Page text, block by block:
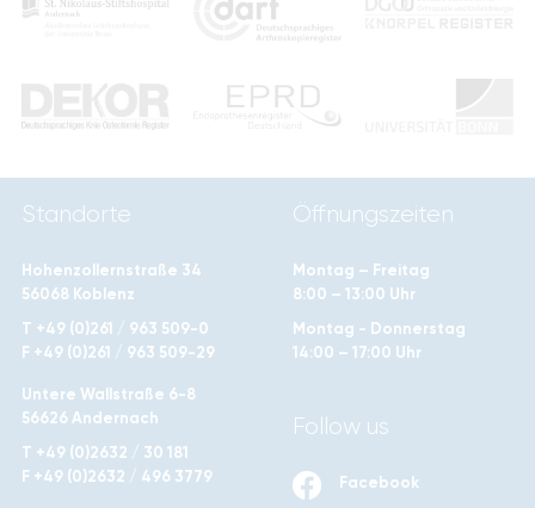
Standorte
Hohenzollernstraße 34
56068 Koblenz
T +49 (0)261 / 963 509-0
F +49 (0)261 / 963 509-29
Untere Wallstraße 6-8
56626 Andernach
T +49 (0)2632 / 30 181
F +49 (0)2632 / 496 3779
Öffnungszeiten
Montag – Freitag
8:00 – 13:00 Uhr
Montag - Donnerstag
14:00 – 17:00 Uhr
Follow us
Facebook